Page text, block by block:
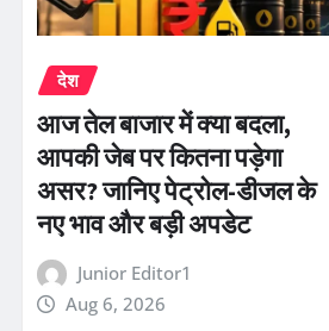
देश
आज तेल बाजार में क्या बदला,
आपकी जेब पर कितना पड़ेगा
असर? जानिए पेट्रोल-डीजल के
नए भाव और बड़ी अपडेट
Junior Editor1
Aug 6, 2026